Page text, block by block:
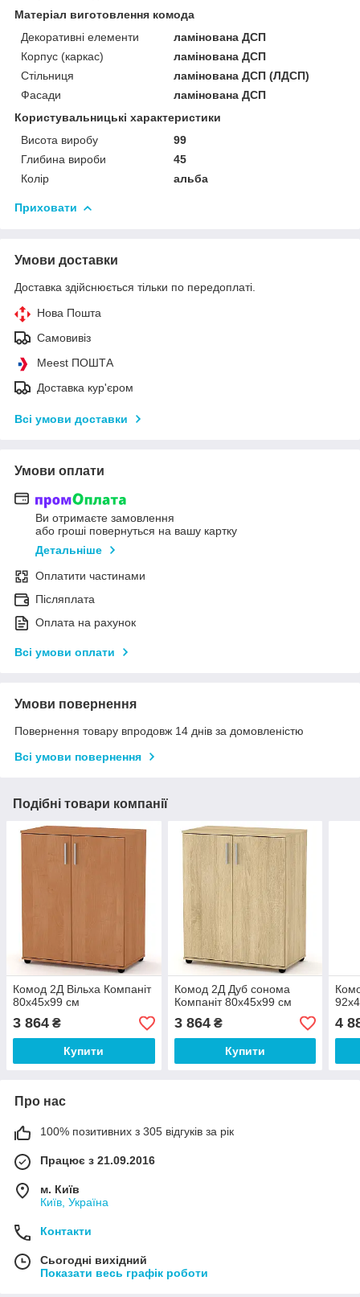
Матеріал виготовлення комода
Декоративні елементи
ламінована ДСП
Корпус (каркас)
ламінована ДСП
Стільниця
ламінована ДСП (ЛДСП)
Фасади
ламінована ДСП
Користувальницькі характеристики
Висота виробу
99
Глибина вироби
45
Колір
альба
Приховати
Умови доставки
Доставка здійснюється тільки по передоплаті.
Нова Пошта
Самовивіз
Meest ПОШТА
Доставка кур'єром
Всі умови доставки
Умови оплати
Ви отримаєте замовлення
або гроші повернуться на вашу картку
Детальніше
Оплатити частинами
Післяплата
Оплата на рахунок
Всі умови оплати
Умови повернення
Повернення товару впродовж 14 днів за домовленістю
Всі умови повернення
Подібні товари компанії
Комод 2Д Вільха Компаніт
80х45х99 см
3 864 ₴
Купити
Комод 2Д Дуб сонома
Компаніт 80х45х99 см
3 864₴
Купити
4
Про нас
100% позитивних з 305 відгуків за рік
Працює з 21.09.2016
м. Київ
Київ, Україна
Контакти
Сьогодні вихідний
Показати весь графік роботи